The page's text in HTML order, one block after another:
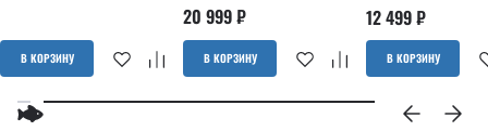
В КОРЗИНУ
20 999₽
В КОРЗИНУ
12 499₽
В КОРЗИНУ